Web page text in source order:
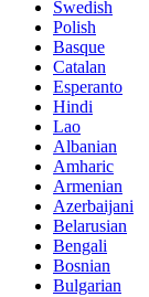
Swedish
Polish
Basque
Catalan
Esperanto
Hindi
Lao
Albanian
Amharic
Armenian
Azerbaijani
Belarusian
Bengali
Bosnian
Bulgarian